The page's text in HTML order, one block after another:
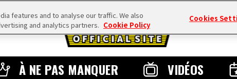
À NE PAS MANQUER VIDÉOS
features and to analyse our traffic. We also
and analytics partners. Cookie Policy
Cookies